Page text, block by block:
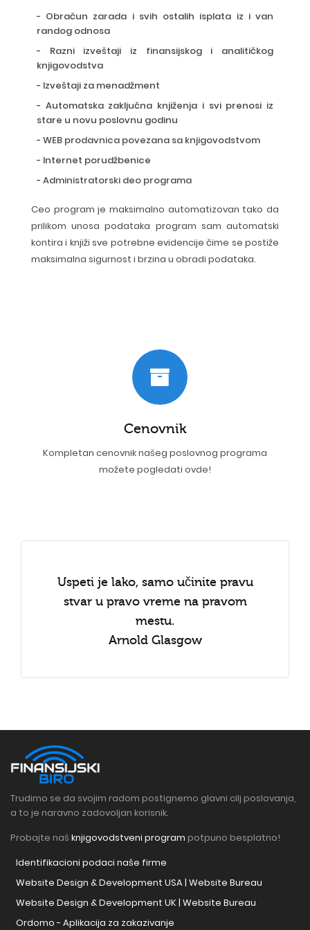
- Obračun zarada i svih ostalih isplata iz i van
randog odnosa
- Razni izveštaji iz finansijskog i analitičkog
knjigovodstva
- Izveštaji za menadžment
- Automatska zaključna knjiženja i svi prenosi iz
stare u novu poslovnu godinu
- WEB prodavnica povezana sa knjigovodstvom
- Internet porudžbenice
- Administratorski deo programa
Ceo program je maksimalno automatizovan tako da
prilikom unosa podataka program sam automatski
kontira i knjiži sve potrebne evidencije čime se postiže
maksimalna sigurnost i brzina u obradi podataka.
Cenovnik
Kompletan cenovnik našeg poslovnog programa
možete pogledati ovde!
Uspeti je lako, samo učinite pravu
stvar u pravo vreme na pravom
mestu.
Arnold Glasgow
Trudimo se da svojim radom postignemo glavni cilj poslovanja,
a to je naravno zadovoljan korisnik.
Probajte naš knjigovodstveni program potpuno besplatno!
Identifikacioni podaci naše firme
Website Design & Development USA | Website Bureau
Website Design & Development UK | Website Bureau
Ordomo - Aplikacija za zakazivanje